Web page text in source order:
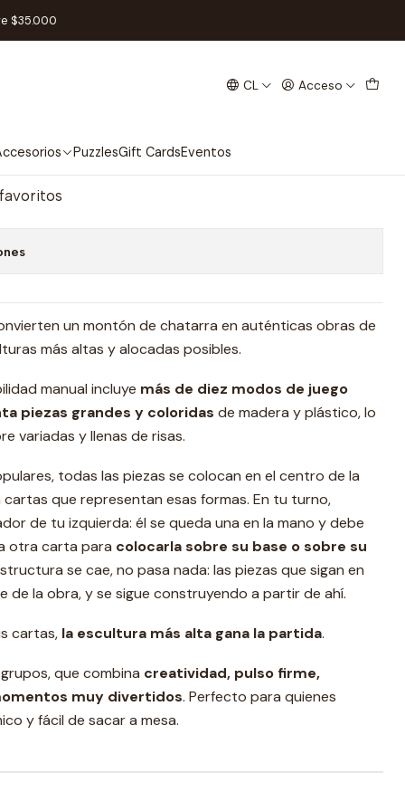
CL Acceso
PuzzlesGift CardsEventos
$35.000
- Español
al Carro
un montón de chatarra en auténticas obras de
más altas y alocadas posibles.
manual incluye más de diez modos de juego
piezas grandes y coloridas de madera y plástico, lo
variadas y llenas de risas.
todas las piezas se colocan en el centro de la
que representan esas formas. En tu turno,
de tu izquierda: él se queda una en la mano y debe
otra carta para colocarla sobre su base o sobre su
se cae, no pasa nada: las piezas que sigan en
de la obra, y se sigue construyendo a partir de ahí.
cartas, la escultura más alta gana la partida.
que combina creatividad, pulso firme,
muy divertidos. Perfecto para quienes
y fácil de sacar a mesa.